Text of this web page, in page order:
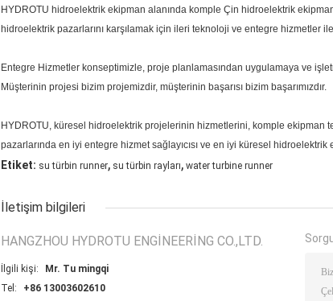
HYDROTU hidroelektrik ekipman alanında komple Çin hidroelektrik
hidroelektrik pazarlarını karşılamak için ileri teknoloji ve entegre hizmetler
Entegre Hizmetler konseptimizle, proje planlamasından uygulamaya ve
Müşterinin projesi bizim projemizdir, müşterinin başarısı bizim başarımızdır.
HYDROTU, küresel hidroelektrik projelerinin hizmetlerini, komple ekipman
pazarlarında en iyi entegre hizmet sağlayıcısı ve en iyi küresel
Etiket: su türbin runner, su türbin rayları, water turbine runner
İletişim bilgileri
HANGZHOU HYDROTU ENGINEERING CO.,LTD.
İlgili kişi:
Mr. Tu mingqi
Tel:
+86 13003602610